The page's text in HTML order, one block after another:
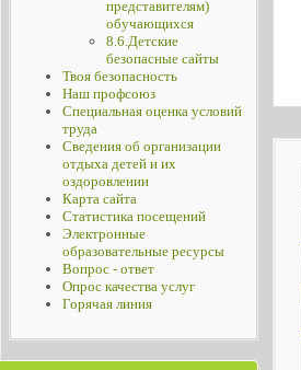
представителям)
обучающихся
8.6.Детские
безопасные сайты
Твоя безопасность
Наш профсоюз
Специальная оценка условий
труда
Сведения об организации
отдыха детей и их
оздоровлении
Карта сайта
Статистика посещений
Электронные
образовательные ресурсы
Вопрос - ответ
Опрос качества услуг
Горячая линия